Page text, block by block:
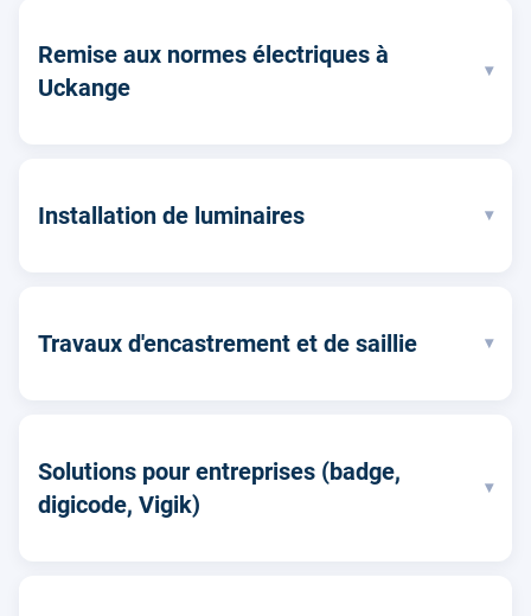
Remise aux normes électriques à
Uckange
▾
Installation de luminaires ▾
Travaux d'encastrement et de saillie ▾
Solutions pour entreprises (badge,
digicode, Vigik)
▾